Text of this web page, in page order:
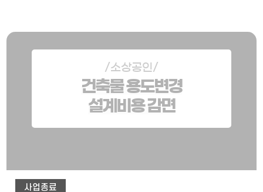
/소상공인/
건축물 용도변경
설계비용 감면
사업종료